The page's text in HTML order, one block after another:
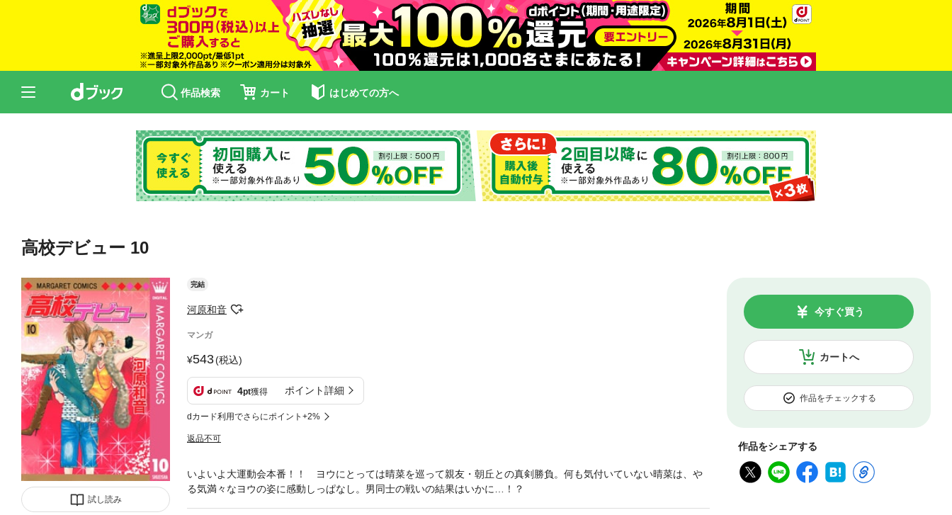
作品検索 カート はじめての方へ
高校デビュー 10
試し読み
完結
河原和音
マンガ
543(税込)
4pt獲得 ポイント詳細
dカード利用でさらにポイント+2%
返品不可
カートへ
今すぐ買う
作品をチェックする
作品をシェアする
いよいよ大運動会本番！！ ヨウにとっては晴菜を巡って親友・朝丘との真剣勝負。何も気付いていない晴菜は、や
る気満々なヨウの姿に感動しっぱなし。男同士の戦いの結果はいかに…！？